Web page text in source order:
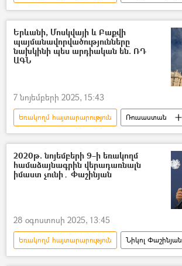
Ղարաբաղյան հակամարտություն
Լեռնային Ղարաբաղ
Արցախ
Նիկոլ Փաշինյան
Պատերազմ
Թրամփի ուղի (TRIPP)
Երևանի, Մոսկվայի և Բաքվի
պայմանավորվածությունները
նախկինի պես արդիական են. ՌԴ
ԱԳՆ
7 նոյեմբերի 2025, 15:43
Եռակողմ հայտարարություն
Ռուսաստան
Հայաստան
Ադրբեջան
հայ-ադրբեջանական
Արտաքին գործերի նախարարություն (ԱԳՆ)
2020թ. նոյեմբերի 9–ի եռակողմ
համաձայնագրին վերադառնալն
իմաստ չունի․ Փաշինյան
28 օգոստոսի 2025, 13:45
Եռակողմ հայտարարություն
Նիկոլ Փաշինյան
Հայաստան
Ադրբեջան